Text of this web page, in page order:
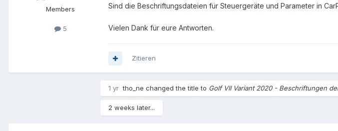
Members
5
Sind die Beschriftungsdateien für Steuergeräte und Parameter in
Vielen Dank für eure Antworten.
Zitieren
1 yr tho_ne changed the title to Golf VII Variant 2020 - Beschriftungen
2 weeks later...